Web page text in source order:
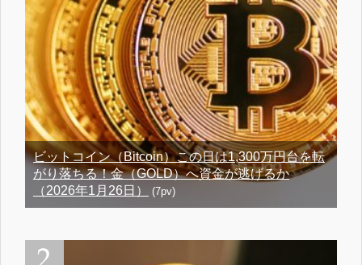
ビットコイン（Bitcoin）この日は1,300万円台を転
がり落ちる！金（GOLD）へ資金が逃げるか
（2026年1月26日）
(7pv)